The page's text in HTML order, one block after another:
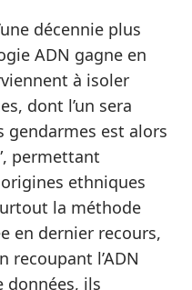
décennie plus
ADN gagne en
à isoler
dont l’un sera
gendarmes est alors
permettant
ethniques
la méthode
en dernier recours,
recoupant l’ADN
données, ils